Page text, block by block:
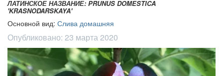
ЛАТИНСКОЕ НАЗВАНИЕ: PRUNUS DOMESTICA
'KRASNODARSKAYA'
Основной вид: Слива домашняя
Опубликовано: 23 марта 2020